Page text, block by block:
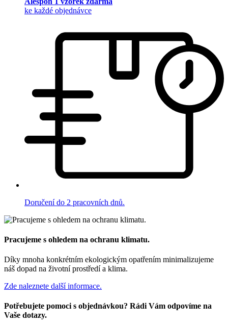
ke každé objednávce
Doručení do 2 pracovních dnů.
Pracujeme s ohledem na ochranu klimatu.
Díky mnoha konkrétním ekologickým opatřením minimalizujeme
náš dopad na životní prostředí a klima.
Zde naleznete další informace.
Potřebujete pomoci s objednávkou? Rádi Vám odpovíme na
Vaše dotazy.